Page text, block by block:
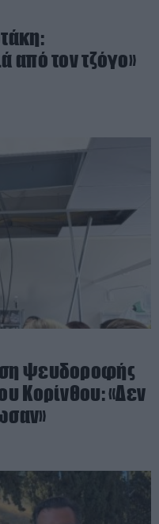
από τον τζόγο»
ψευδοροφής
Κορίνθου: «Δεν